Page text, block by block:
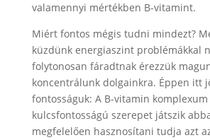
valamennyi mértékben B-vitamint.
Miért fontos mégis tudni mindezt?
küzdünk energiaszint problémákkal
folytonosan fáradtnak érezzük
koncentrálunk dolgainkra. Éppen itt
fontosságuk: A B-vitamin komplexum
kulcsfontosságú szerepet játszik
megfelelően hasznosítani tudja azt